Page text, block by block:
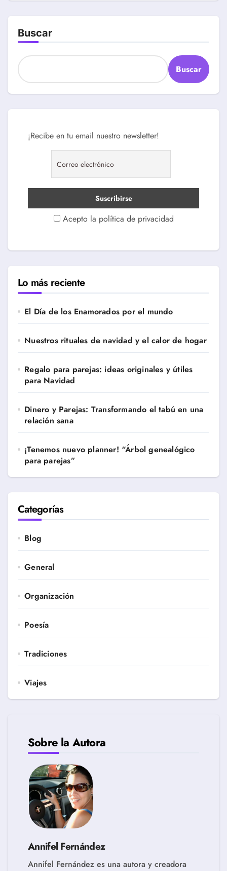
Buscar
Buscar
¡Recibe en tu email nuestro newsletter!
Acepto la política de privacidad
Lo más reciente
El Día de los Enamorados por el mundo
Nuestros rituales de navidad y el calor de hogar
Regalo para parejas: ideas originales y útiles
para Navidad
Dinero y Parejas: Transformando el tabú en una
relación sana
¡Tenemos nuevo planner! “Árbol genealógico
para parejas”
Categorías
Blog
General
Organización
Poesía
Tradiciones
Viajes
Sobre la Autora
Annifel Fernández
Annifel Fernández es una autora y creadora